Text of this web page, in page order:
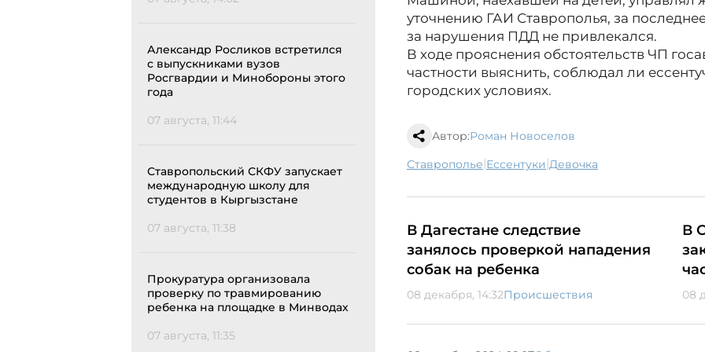
Александр Росликов встретился
с выпускниками вузов
Росгвардии и Минобороны этого
года
07 августа, 11:44
Ставропольский СКФУ запускает
международную школу для
студентов в Кыргызстане
07 августа, 11:38
Прокуратура организовала
проверку по травмированию
ребенка на площадке в Минводах
07 августа, 11:35
уточнению ГАИ Ставрополья, за
за нарушения ПДД не привлекался.
В ходе прояснения обстоятельств ЧП
частности выяснить, соблюдал ли
городских условиях.
Автор:Роман Новоселов
Ставрополье| Ессентуки| девочка
В Дагестане следствие
занялось проверкой нападения
собак на ребенка
08 декабря, 14:32Происшествия
В
08